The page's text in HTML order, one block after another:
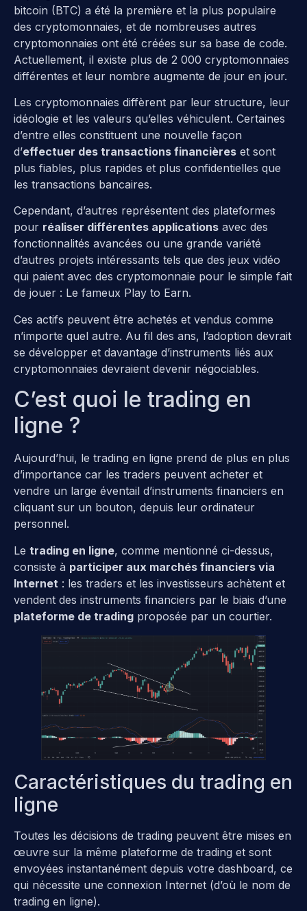
bitcoin (BTC) a été la première et la plus populaire
des cryptomonnaies, et de nombreuses autres
cryptomonnaies ont été créées sur sa base de code.
Actuellement, il existe plus de 2 000 cryptomonnaies
différentes et leur nombre augmente de jour en jour.
Les cryptomonnaies diffèrent par leur structure, leur
idéologie et les valeurs qu’elles véhiculent. Certaines
d’entre elles constituent une nouvelle façon
d’effectuer des transactions financières et sont
plus fiables, plus rapides et plus confidentielles que
les transactions bancaires.
Cependant, d’autres représentent des plateformes
pour réaliser différentes applications avec des
fonctionnalités avancées ou une grande variété
d’autres projets intéressants tels que des jeux vidéo
qui paient avec des cryptomonnaie pour le simple fait
de jouer : Le fameux Play to Earn.
Ces actifs peuvent être achetés et vendus comme
n’importe quel autre. Au fil des ans, l’adoption devrait
se développer et davantage d’instruments liés aux
cryptomonnaies devraient devenir négociables.
C’est quoi le trading en
ligne ?
Aujourd’hui, le trading en ligne prend de plus en plus
d’importance car les traders peuvent acheter et
vendre un large éventail d’instruments financiers en
cliquant sur un bouton, depuis leur ordinateur
personnel.
Le trading en ligne, comme mentionné ci-dessus,
consiste à participer aux marchés financiers via
Internet : les traders et les investisseurs achètent et
vendent des instruments financiers par le biais d’une
plateforme de trading proposée par un courtier.
Caractéristiques du trading en
ligne
Toutes les décisions de trading peuvent être mises en
œuvre sur la même plateforme de trading et sont
envoyées instantanément depuis votre dashboard, ce
qui nécessite une connexion Internet (d’où le nom de
trading en ligne).